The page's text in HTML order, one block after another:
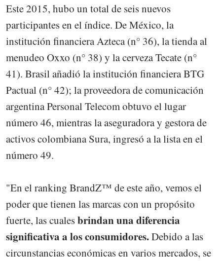
Este 2015, hubo un total de seis nuevos
participantes en el índice. De México, la
institución financiera Azteca (n° 36), la tienda al
menudeo Oxxo (n° 38) y la cerveza Tecate (n°
41). Brasil añadió la institución financiera BTG
Pactual (n° 42); la proveedora de comunicación
argentina Personal Telecom obtuvo el lugar
número 46, mientras la aseguradora y gestora de
activos colombiana Sura, ingresó a la lista en el
número 49.
"En el ranking BrandZ™ de este año, vemos el
poder que tienen las marcas con un propósito
fuerte, las cualesbrindan una diferencia
significativa a los consumidores.Debido a las
circunstancias económicas en varios mercados, se